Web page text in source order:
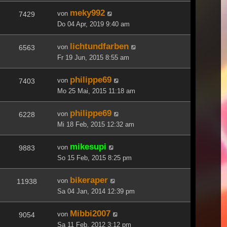
7429 von meky992
Do 04 Apr, 2019 9:40 am
6563 von lichtundfarben
Fr 19 Jun, 2015 8:55 am
7403 von philippe69
Mo 25 Mai, 2015 11:18 am
6228 von philippe69
Mi 18 Feb, 2015 12:32 am
9883 von mikesupi
So 15 Feb, 2015 8:25 pm
11938 von bikeraper
Sa 04 Jan, 2014 12:39 pm
9054 von Mibbi2007
Sa 11 Feb, 2012 3:12 pm